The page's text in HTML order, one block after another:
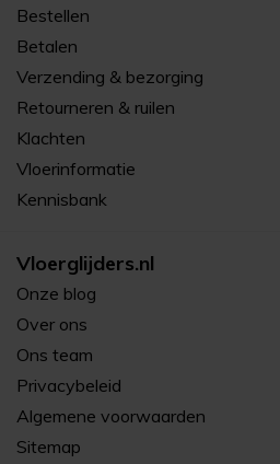
Bestellen
Betalen
Verzending & bezorging
Retourneren & ruilen
Klachten
Vloerinformatie
Kennisbank
Vloerglijders.nl
Onze blog
Over ons
Ons team
Privacybeleid
Algemene voorwaarden
Sitemap